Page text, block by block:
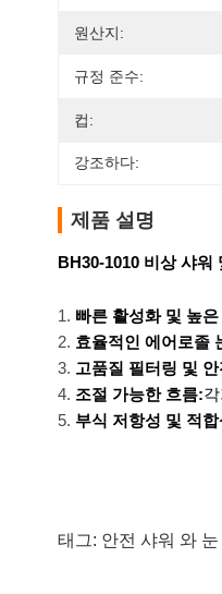
원산지:
규정 준수:
컵:
강조하다:
제품 설명
BH30-1010 비상 샤워
빠른 활성화 및 높은
효율적인 에어로졸
고품질 필터링 및 안
조절 가능한 흐름:
부식 저항성 및 적합
태그: 안전 샤워 와 눈